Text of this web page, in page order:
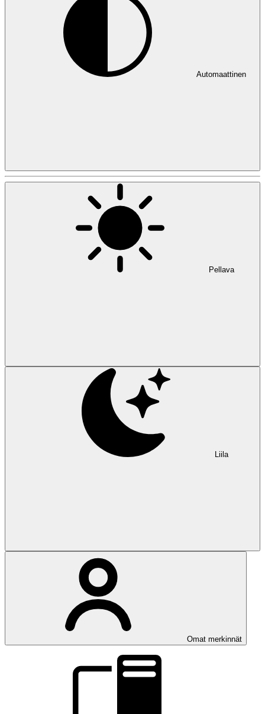
Automaattinen
Pellava
Liila
Omat merkinnät